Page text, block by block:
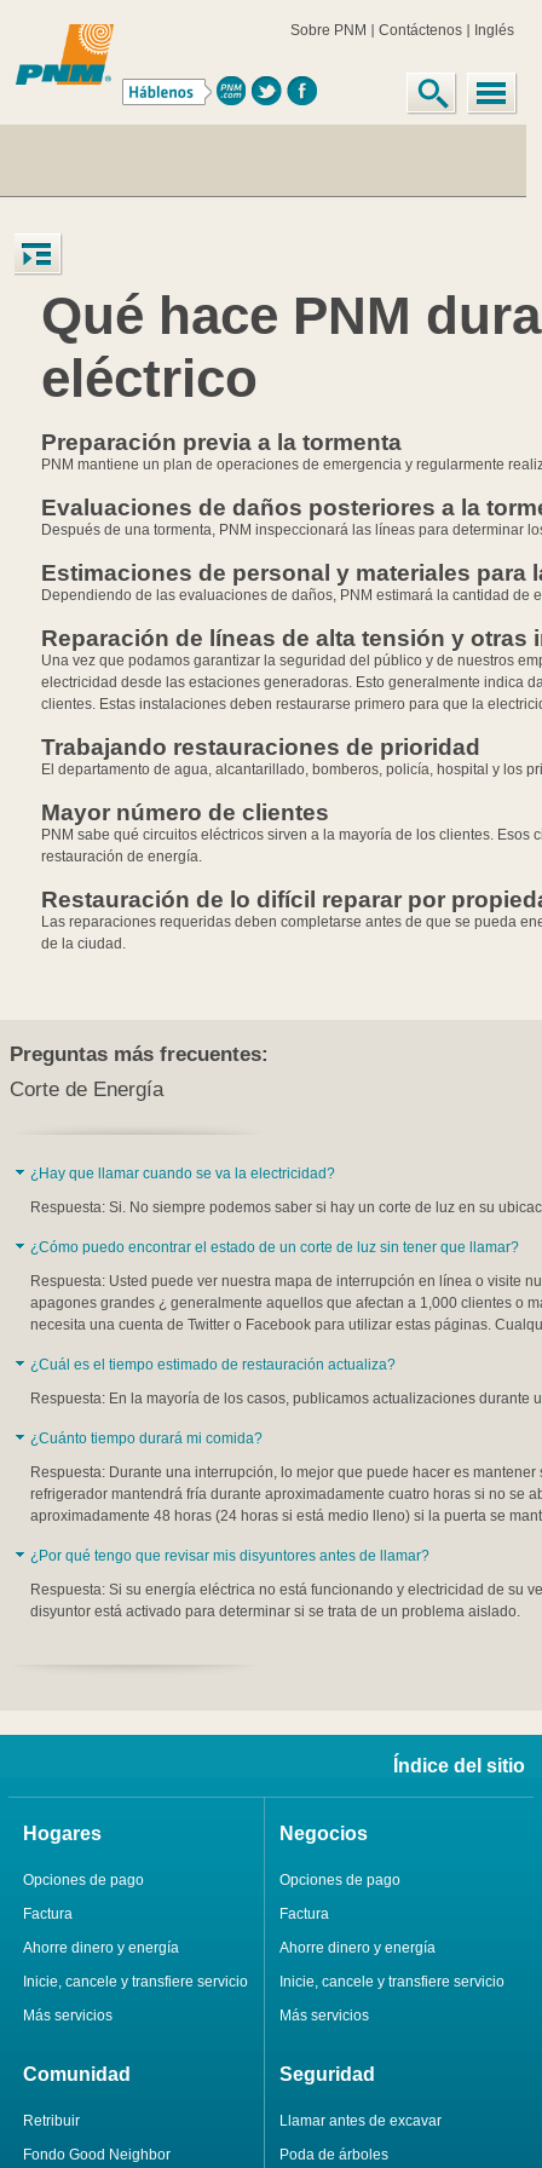
Sobre PNM Contáctenos Inglés
Qué hace PNM
eléctrico
Preparación previa a la tormenta
PNM mantiene un plan de operaciones de emergencia y regularmente
Evaluaciones de daños posteriores a la
Después de una tormenta, PNM inspeccionará las líneas para determinar
Estimaciones de personal y materiales para
Dependiendo de las evaluaciones de daños, PNM estimará la cantidad
Reparación de líneas de alta tensión y otras
Una vez que podamos garantizar la seguridad del público y de nuestros
electricidad desde las estaciones generadoras. Esto generalmente indica
clientes. Estas instalaciones deben restaurarse primero para que la
Trabajando restauraciones de prioridad
El departamento de agua, alcantarillado, bomberos, policía, hospital y los
Mayor número de clientes
PNM sabe qué circuitos eléctricos sirven a la mayoría de los clientes.
restauración de energía.
Restauración de lo difícil reparar por
Las reparaciones requeridas deben completarse antes de que se pueda
de la ciudad.
Preguntas más frecuentes:
Corte de Energía
¿Hay que llamar cuando se va la electricidad?
Respuesta: Si. No siempre podemos saber si hay un corte de luz en su
¿Cómo puedo encontrar el estado de un corte de luz sin tener que llamar?
Respuesta: Usted puede ver nuestra mapa de interrupción en línea o visite
apagones grandes ¿ generalmente aquellos que afectan a 1,000 clientes o
necesita una cuenta de Twitter o Facebook para utilizar estas páginas.
¿Cuál es el tiempo estimado de restauración actualiza?
Respuesta: En la mayoría de los casos, publicamos actualizaciones durante
¿Cuánto tiempo durará mi comida?
Respuesta: Durante una interrupción, lo mejor que puede hacer es
refrigerador mantendrá fría durante aproximadamente cuatro horas si no se
aproximadamente 48 horas (24 horas si está medio lleno) si la puerta se
¿Por qué tengo que revisar mis disyuntores antes de llamar?
Respuesta: Si su energía eléctrica no está funcionando y electricidad de su
disyuntor está activado para determinar si se trata de un problema aislado.
Índice del sitio
Hogares
Opciones de pago
Factura
Ahorre dinero y energía
Inicie, cancele y transfiere servicio
Más servicios
Negocios
Opciones de pago
Factura
Ahorre dinero y energía
Inicie, cancele y transfiere servicio
Más servicios
Comunidad
Retribuir
Fondo Good Neighbor
Seguridad
Llamar antes de excavar
Poda de árboles